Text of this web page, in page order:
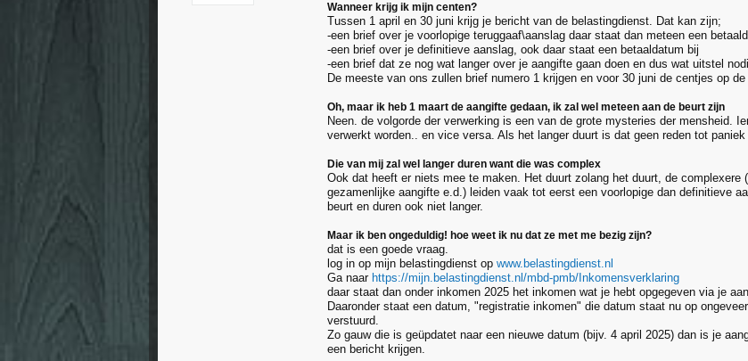
Wanneer krijg ik mijn centen?
Tussen 1 april en 30 juni krijg je bericht van de belastingdienst. Dat kan zijn;
-een brief over je voorlopige teruggaaf\aanslag daar staat dan meteen een
-een brief over je definitieve aanslag, ook daar staat een betaaldatum bij
-een brief dat ze nog wat langer over je aangifte gaan doen en dus wat uitstel
De meeste van ons zullen brief numero 1 krijgen en voor 30 juni de centjes op
Oh, maar ik heb 1 maart de aangifte gedaan, ik zal wel meteen aan de beurt zijn
Neen. de volgorde der verwerking is een van de grote mysteries der mensheid.
verwerkt worden.. en vice versa. Als het langer duurt is dat geen reden tot
Die van mij zal wel langer duren want die was complex
Ook dat heeft er niets mee te maken. Het duurt zolang het duurt, de
gezamenlijke aangifte e.d.) leiden vaak tot eerst een voorlopige dan definitieve
beurt en duren ook niet langer.
Maar ik ben ongeduldig! hoe weet ik nu dat ze met me bezig zijn?
dat is een goede vraag.
log in op mijn belastingdienst op www.belastingdienst.nl
Ga naar https://mijn.belastingdienst.nl/mbd-pmb/Inkomensverklaring
daar staat dan onder inkomen 2025 het inkomen wat je hebt opgegeven via je
Daaronder staat een datum, "registratie inkomen" die datum staat nu op
verstuurd.
Zo gauw die is geüpdatet naar een nieuwe datum (bijv. 4 april 2025) dan is je
een bericht krijgen.